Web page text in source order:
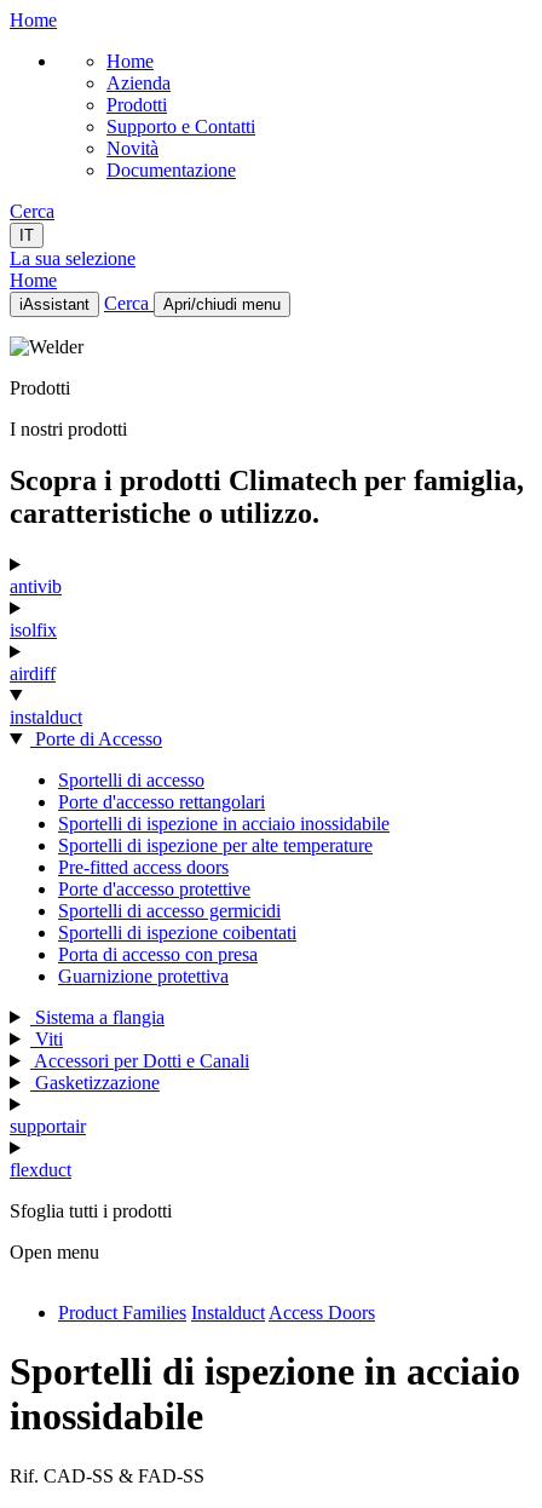
Home
Home
Azienda
Prodotti
Supporto e Contatti
Novità
Documentazione
Cerca
IT
La sua selezione
Home
iAssistant Cerca Apri/chiudi menu
Home
Prodotti
Novità
IT
Prodotti
I nostri prodotti
Scopra i prodotti Climatech per famiglia,
caratteristiche o utilizzo.
antivib
isolfix
airdiff
instalduct
Porte di Accesso
Sportelli di accesso
Porte d'accesso rettangolari
Sportelli di ispezione in acciaio inossidabile
Sportelli di ispezione per alte temperature
Pre-fitted access doors
Porte d'accesso protettive
Sportelli di accesso germicidi
Sportelli di ispezione coibentati
Porta di accesso con presa
Guarnizione protettiva
Sistema a flangia
Viti
Accessori per Dotti e Canali
Gasketizzazione
supportair
flexduct
Sfoglia tutti i prodotti
Open menu
antivib
isolfix
airdiff
supportair
Product Families Instalduct Access Doors
Sportelli di ispezione in acciaio
inossidabile
Rif. CAD-SS & FAD-SS